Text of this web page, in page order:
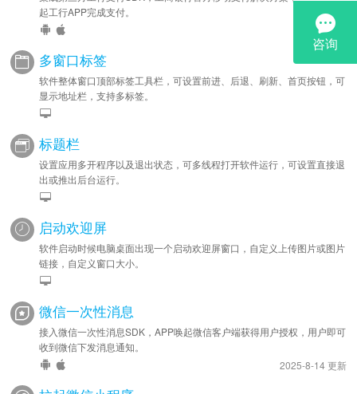
起工行APP完成支付。
多窗口标签
软件整体窗口顶部标签工具栏，可设置前进、后退、刷新、首页按钮，可
显示地址栏，支持多标签。
标题栏
设置应用多开程序以及退出状态，可多线程打开软件运行，可设置直接退
出或推出后台运行。
启动欢迎屏
软件启动时候电脑桌面出现一个启动欢迎屏窗口，自定义上传图片或图片
链接，自定义窗口大小。
微信一次性消息
接入微信一次性消息SDK，APP唤起微信客户端获得用户授权，用户即可
收到微信下发消息通知。
2025-8-14 更新